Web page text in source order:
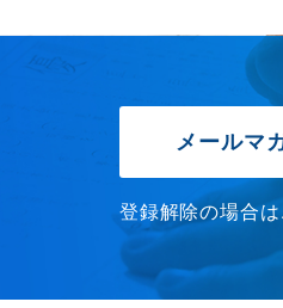
メールマ
登録解除の場合は